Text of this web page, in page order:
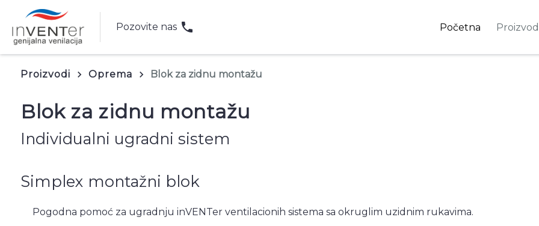
Pozovite nas phone Početna
Proizvodi keyboard_arrow_right Oprema keyboard_arrow_right Blok za zidnu montažu
Blok za zidnu montažu
Individualni ugradni sistem
Simplex montažni blok
Pogodna pomoć za ugradnju inVENTer ventilacionih sistema sa okruglim uzidnim rukavima.